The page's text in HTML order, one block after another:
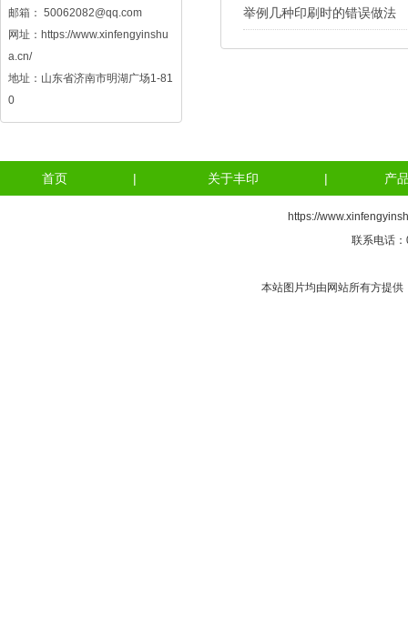
邮箱： 50062082@qq.com
网址： https://www.xinfengyinshu
a.cn/
地址：山东省济南市明湖广场1-81
0
举例几种印刷时的错误做法
首页 | 关于丰印 | 产
https://
联系电话
本站图片均由网站所有方提